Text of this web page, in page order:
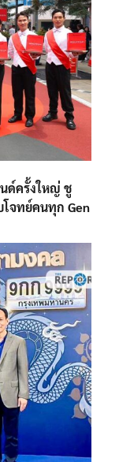
นด์ครั้งใหญ่ ชู
โจทย์คนทุก Gen